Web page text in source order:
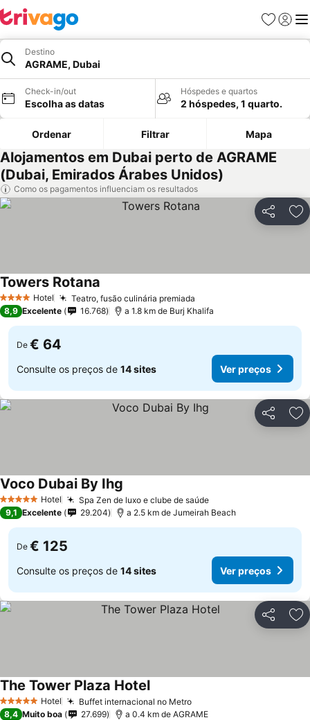
Favoritos
Iniciar
Destino
AGRAME, Dubai
Check-in/out
Escolha as datas
Hóspedes e quartos
2 hóspedes, 1 quarto.
Ordenar Filtrar Mapa
Alojamentos em Dubai perto de AGRAME
(Dubai, Emirados Árabes Unidos)
Como os pagamentos influenciam os resultados
Partilhar
4 EstrelasHotel Teatro, fusão culinária premiada
Towers Rotana
8,9 Excelente 16.768 a 1.8 km de Burj Khalifa
De € 64
Consulte os preços de 14 sites Ver preços
Partilhar
5 Estrelas Hotel Spa Zen de luxo e clube de saúdeVer preços
Voco Dubai By Ihg
9,1 Excelente 29.204 a 2.5 km de Jumeirah Beach
De € 125
Consulte os preços de 14 sites Ver preços
Partilhar
5 Estrelas Hotel Buffet internacional no MetroVer preços
The Tower Plaza HotelVer preços
8,4 Muito boa 27.699 a 0.4 km de AGRAME